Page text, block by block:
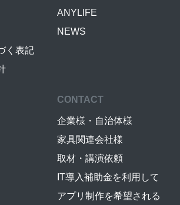
く表記
ANYLIFE
NEWS
CONTACT
企業様・自治体様
家具関連会社様
取材・講演依頼
IT導入補助金を利用して
アプリ制作を希望される